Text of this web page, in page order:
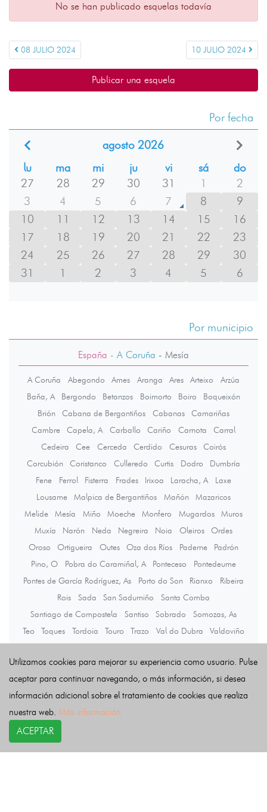
No se han publicado esquelas todavía
08 JULIO 2024 10 JULIO 2024
Publicar una esquela
Por fecha
agosto 2026
lu
ma mi ju vi sá
do
27
28 29 30 31 1
2
3
4 5 6 7 8
9
10
11 12 13 14 15
16
17
18 19 20 21 22
23
24
25 26 27 28 29
30
31
1 2 3 4 5 6
Por municipio
España - A Coruña - Mesía
A Coruña Abegondo Ames Aranga Ares Arteixo
Arzúa
Baña, A
Bergondo Betanzos Boimorto Boiro
Boqueixón
Brión
Cabana de Bergantiños Cabanas
Camariñas
Cambre
Capela, A Carballo Cariño Carnota
Carral
Cedeira
Cee Cerceda Cerdido Cesuras
Coirós
Corcubión
Coristanco Culleredo Curtis Dodro
Dumbría
Fene
Ferrol Fisterra Frades Irixoa Laracha, A
Laxe
Lousame
Malpica de Bergantiños Mañón
Mazaricos
Melide
Mesía Miño Moeche Monfero Mugardos
Muros
Muxía
Narón Neda Negreira Noia Oleiros
Ordes
Oroso
Ortigueira Outes Oza dos Ríos Paderne
Padrón
Pino, O
Pobra do Caramiñal, A Ponteceso
Pontedeume
Pontes de García Rodríguez, As
Porto do Son Rianxo
Ribeira
Rois
Sada San Sadurniño
Santa Comba
Santiago de Compostela
Santiso Sobrado
Somozas, As
Teo
Toques Tordoia Touro Trazo Val do Dubra
Valdoviño
Últimas noticias
Utilizamos cookies para mejorar su experiencia como usuario. Pulse
aceptar para continuar navegando, o más información, si desea
información adicional sobre el tratamiento de cookies que realiza
nuestra web. Más información
ACEPTAR